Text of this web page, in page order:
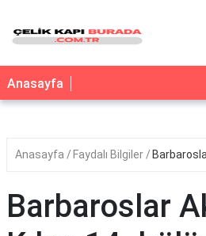
Anasayfa
Anasayfa Faydalı Bilgiler
Barbaroslar